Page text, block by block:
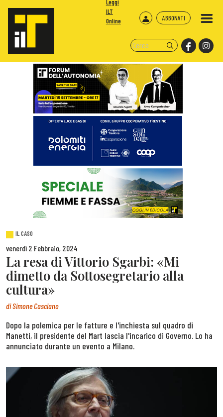
ABBONATI
Leggi
ILT
Online
IL CASO
venerdì 2 Febbraio, 2024
La resa di Vittorio Sgarbi: «Mi
dimetto da Sottosegretario alla
cultura»
diSimone Casciano
Dopo la polemica per le fatture e l'inchiesta sul quadro di
Manetti, il presidente del Mart lascia l'incarico di Governo. Lo ha
annunciato durante un evento a Milano.